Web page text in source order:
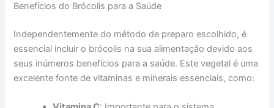
Benefícios do Brócolis para a Saúde
Independentemente do método de preparo escolhido, é
essencial incluir o brócolis na sua alimentação devido aos
seus inúmeros benefícios para a saúde. Este vegetal é uma
excelente fonte de vitaminas e minerais essenciais, como: